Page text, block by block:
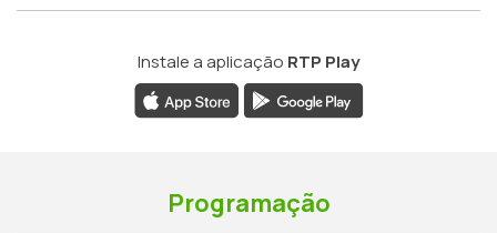
Instale a aplicação RTP Play
Programação